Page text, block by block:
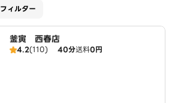
フィルター
釜寅 西春店
4.2(110) 40分送料0円